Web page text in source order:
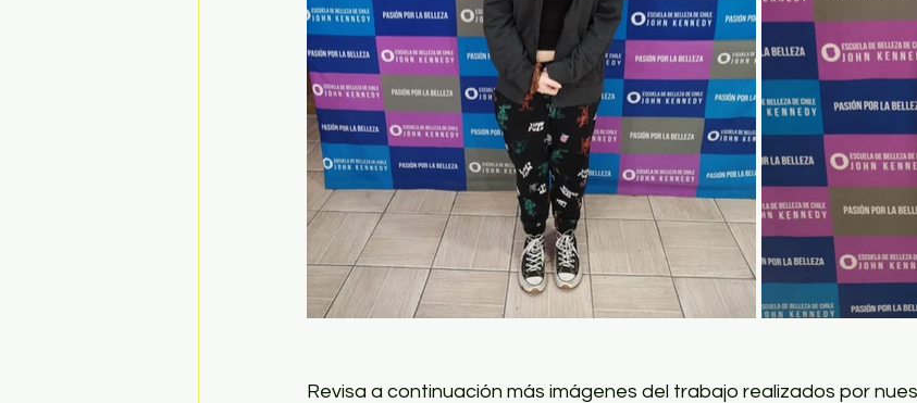
Revisa a continuación más imágenes del trabajo realizados por